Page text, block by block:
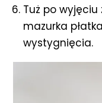
Tuż po
mazurka
wystygnięcia.